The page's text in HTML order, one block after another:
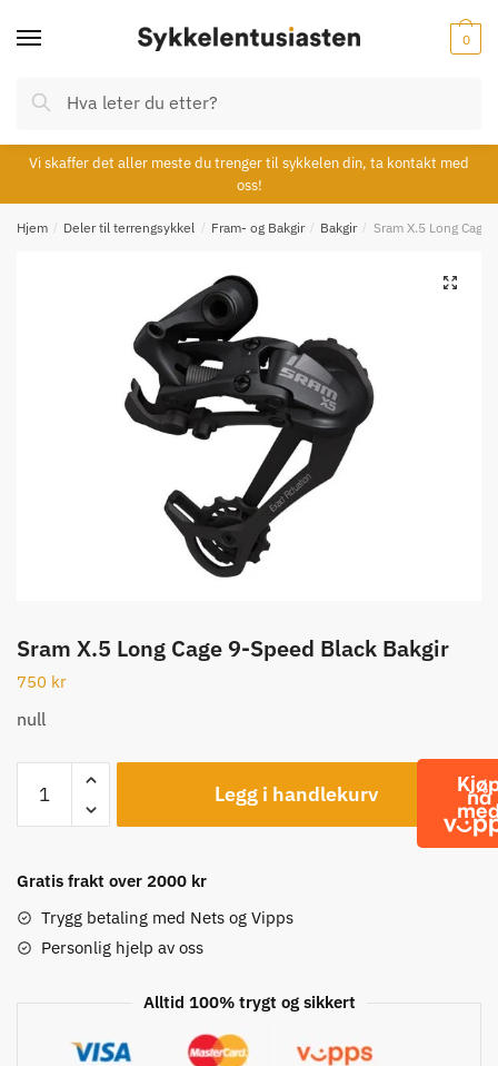
Søk
etter:
Søk
0
Vi skaffer det aller meste du trenger til sykkelen din, ta kontakt med
oss!
Hjem / Deler til terrengsykkel / Fram- og Bakgir / Bakgir / Sram X.5 Long
🔍
Sram X.5 Long Cage 9-Speed Black Bakgir
750 kr
null
Long
9-
Speed
Bakgir
Legg i handlekurv
Gratis frakt over 2000 kr
Trygg betaling med Nets og Vipps
Personlig hjelp av oss
Alltid 100% trygt og sikkert